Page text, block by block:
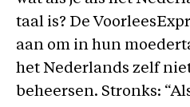
taal is? De
aan om in hun
het Nederlands zelf
beheersen. Stronks: